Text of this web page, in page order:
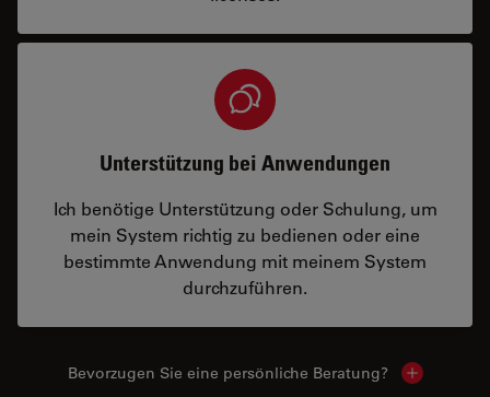
Unterstützung bei Anwendungen
Ich benötige Unterstützung oder Schulung, um
mein System richtig zu bedienen oder eine
bestimmte Anwendung mit meinem System
durchzuführen.
Bevorzugen Sie eine persönliche Beratung? Show